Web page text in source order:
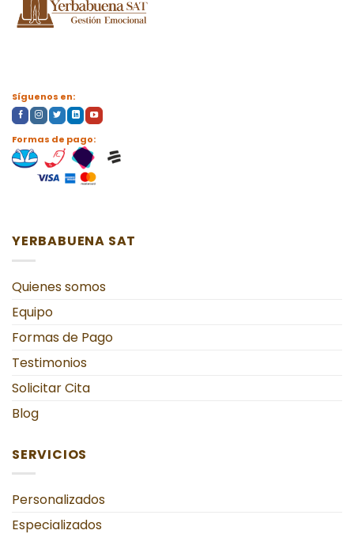
Síguenos en:
Formas de pago:
YERBABUENA SAT
Quienes somos
Equipo
Formas de Pago
Testimonios
Solicitar Cita
Blog
SERVICIOS
Personalizados
Especializados